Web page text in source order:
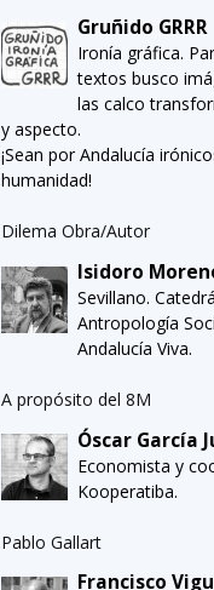
Gruñido GRRR
Ironía gráfica.
textos busco
las calco
y aspecto.
¡Sean por Andalucía
humanidad!
Dilema Obra/Autor
Isidoro
Sevillano.
Antropología
Andalucía Viva.
A propósito del 8M
Óscar García
Economista y
Kooperatiba.
Pablo Gallart
Francisco